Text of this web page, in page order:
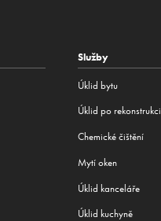
Služby
Úklid bytu
Úklid po rekonstrukci
Сhemické čištění
Mytí oken
Úklid kanceláře
Úklid kuchyně